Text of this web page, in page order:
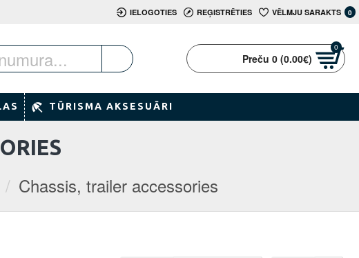
IELOGOTIES REĢISTRĒTIES VĒLMJU SARAKTS 0
Preču 0 (0.00€)
0
TŪRISMA AKSESUĀRI
Chassis, trailer accessories